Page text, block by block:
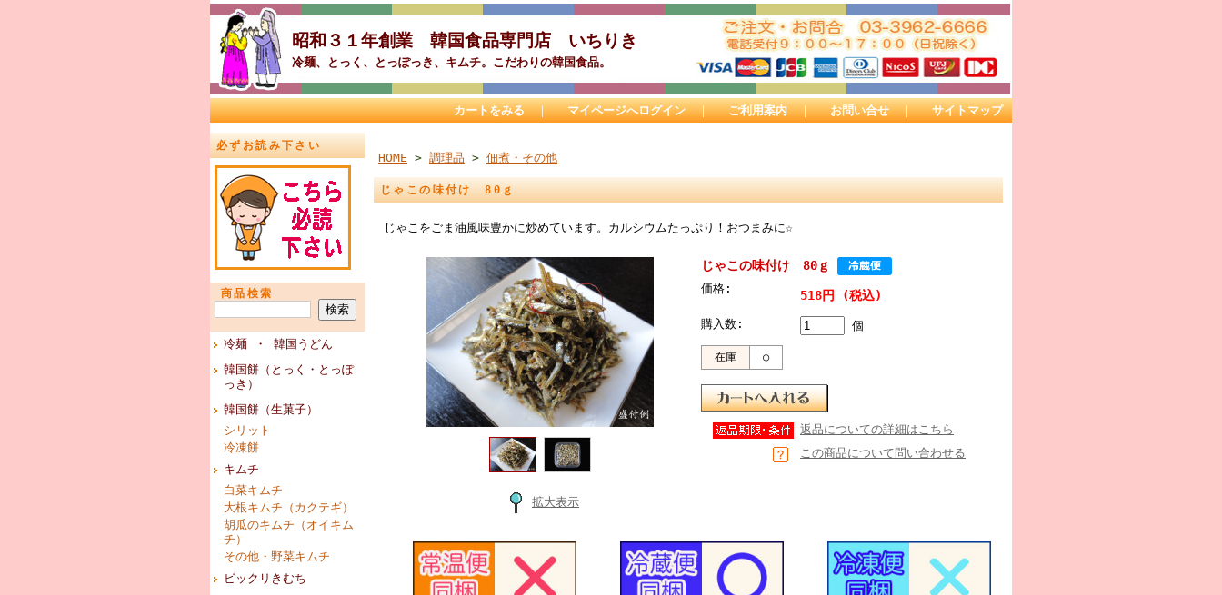
昭和３１年創業 韓国食品専門店 いちりき
冷麺、とっく、とっぽっき、キムチ。こだわりの韓国食品。
カートをみる ｜ マイページへログイン ｜ ご利用案内 ｜ お問い合せ ｜ サイトマップ
必ずお読み下さい
商品検索
冷麺 ・ 韓国うどん
韓国餅（とっく・とっぽ
っき）
韓国餅（生菓子）
シリット
冷凍餅
キムチ
白菜キムチ
大根キムチ（カクテギ）
胡瓜のキムチ（オイキム
チ）
その他・野菜キムチ
ビックリきむち
HOME > 調理品 > 佃煮・その他
じゃこの味付け 80ｇ
じゃこをごま油風味豊かに炒めています。カルシウムたっぷり！おつまみに☆
拡大表示
じゃこの味付け 80ｇ
価格: 518円 (税込)
購入数: 個
在庫 ○
返品についての詳細はこちら
この商品について問い合わせる